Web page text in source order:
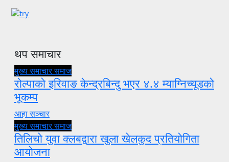
थप समाचार
मुख्य समाचारसमाज
रोल्पाको इरिवाङ केन्द्रबिन्दु भएर ४.४ म्याग्निच्यूडको
भूकम्प
आहा सञ्चार
मुख्य समाचारसमाज
तिलिचो युवा क्लबद्वारा खुला खेलकुद प्रतियोगिता
आयोजना